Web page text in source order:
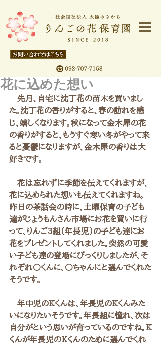
花に込めた想い
先月、自宅に沈丁花の苗木を買いまし
た。沈丁花の香りがすると、春の訪れを感
じ、嬉しくなります。秋になって金木犀の花
の香りがすると、もうすぐ寒い冬がやって来
ると憂鬱になりますが、金木犀の香りは大
好きです。
花は忘れずに季節を伝えてくれますが、
花に込められた想いも伝えてくれますね。
昨日の茶話会の時に、土曜保育の子ども
達がじょうもんさん市場にお花を買いに行
って、りんご3組（年長児）の子ども達にお
花をプレゼントしてくれました。突然の可愛
い子ども達の登場にびっくりしましたが、そ
れぞれ○くんに、○ちゃんにと選んでくれた
そうです。
年中児のKくんは、年長児のKくんみた
いになりたいそうです。年長組に憧れ、次は
自分がという思いが育っているのですね。K
くんが年長児のKくんのために選んでくれ